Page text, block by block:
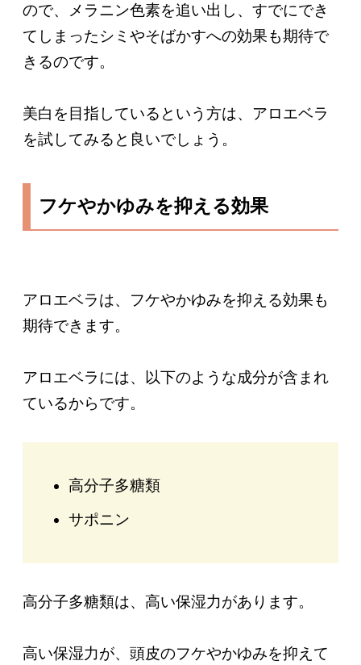
ので、メラニン色素を追い出し、すでにでき
てしまったシミやそばかすへの効果も期待で
きるのです。
美白を目指しているという方は、アロエベラ
を試してみると良いでしょう。
フケやかゆみを抑える効果
アロエベラは、フケやかゆみを抑える効果も
期待できます。
アロエベラには、以下のような成分が含まれ
ているからです。
高分子多糖類
サポニン
高分子多糖類は、高い保湿力があります。
高い保湿力が、頭皮のフケやかゆみを抑えて